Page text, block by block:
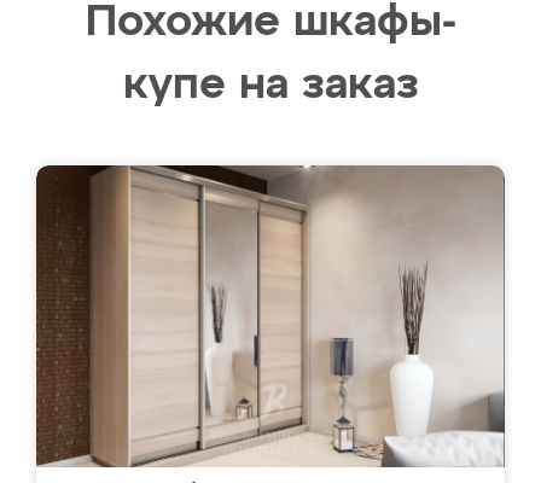
Похожие шкафы-
купе на заказ